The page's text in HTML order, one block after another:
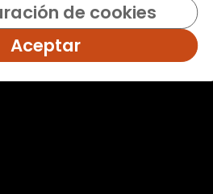
de cookies
Aceptar